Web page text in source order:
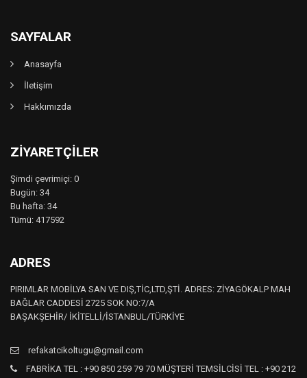
SAYFALAR
Anasayfa
İletişim
Hakkımızda
ZIYARETÇILER
Şimdi çevrimiçi: 0
Bugün: 34
Bu hafta: 34
Tümü: 417592
ADRES
PIRIMLAR MOBİLYA SAN VE DIŞ,TİC,LTD,ŞTİ. ADRES: ZİYAGÖKALP MAH
BAĞLAR CADDESİ 2725 SOK NO:7/A
BAŞAKŞEHİR/ İKİTELLİ/İSTANBUL/TÜRKİYE
refakatcikoltugu@gmail.com
FABRİKA TEL : +90 850 259 79 70 MÜŞTERİ TEMSİLCİSİ TEL : +90 212